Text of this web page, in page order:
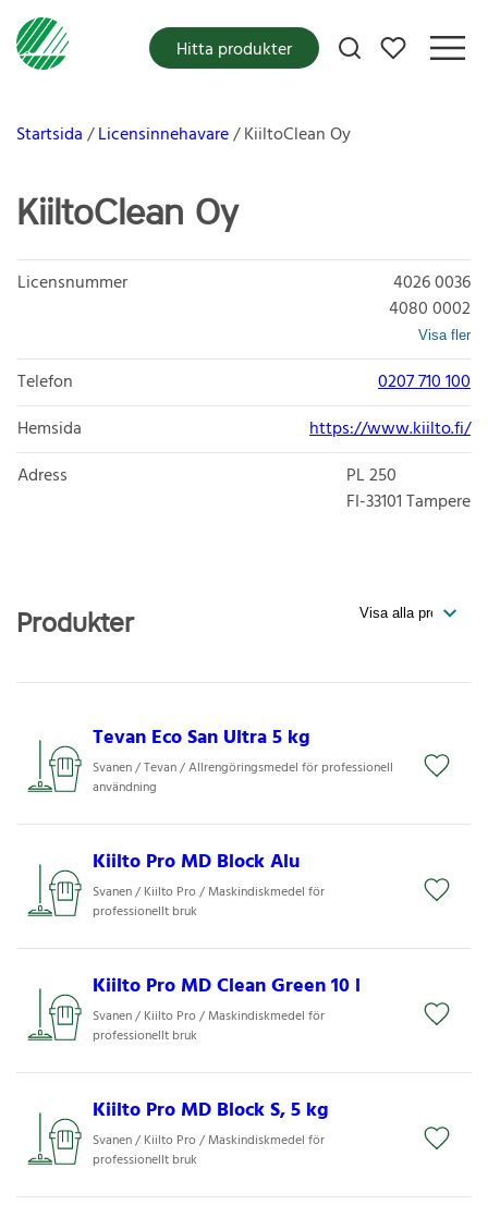
Mina favoriter
Hitta produkter
Startsida Licensinnehavare KiiltoClean Oy
KiiltoClean Oy
Licensnummer
4026 0036
4080 0002
Visa fler
Telefon
0207 710 100
Hemsida
https://www.kiilto.fi/
Adress
PL 250
FI-33101Tampere
Produkter
Tevan Eco San Ultra 5 kg
Svanen / Tevan / Allrengöringsmedel för professionell
användning
Kiilto Pro MD Block Alu
Svanen / Kiilto Pro / Maskindiskmedel för
professionellt bruk
Kiilto Pro MD Clean Green 10 l
Svanen / Kiilto Pro / Maskindiskmedel för
professionellt bruk
Kiilto Pro MD Block S, 5 kg
Svanen / Kiilto Pro / Maskindiskmedel för
professionellt bruk